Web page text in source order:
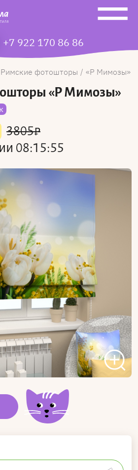
+7 922 170 86 86
Римские фотошторы Р Мимозы
«Р Мимозы»
3805₽
08:15:55